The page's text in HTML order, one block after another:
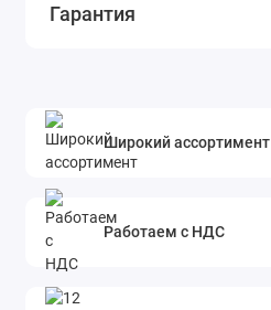
Гарантия
Широкий ассортимент
Работаем с НДС